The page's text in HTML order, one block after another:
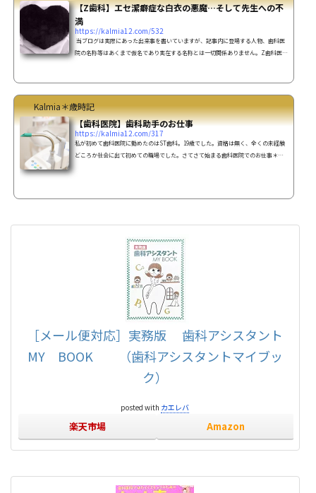
【Z歯科】エセ潔癖症な白衣の悪魔…そして先生への不
満
https://kalmia12.com/532
当ブログは実際にあった出来事を書いていますが、記事内に登場する人物、歯科医
院の名称等はあくまで仮名であり実在する名称とは一切関係ありません。Z歯科医院
（遠い場所からだったので土地勘が無いらしく、タクシ...
Kalmia＊歳時記
【歯科医院】歯科助手のお仕事
https://kalmia12.com/317
私が初めて歯科医院に勤めたのはST歯科。19歳でした。資格は無く、全くの未経験
どころか社会に出て初めての職場でした。さてさて始まる歯科医院でのお仕事＊初
［メール便対応］実務版 歯科アシスタント
MY BOOK （歯科アシスタントマイブッ
ク）
posted with カエレバ
楽天市場 Amazon